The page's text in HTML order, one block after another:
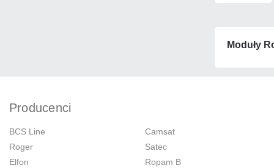
Moduły
Producenci
BCS Line
Roger
Elfon
Camsat
Satec
Ropam B